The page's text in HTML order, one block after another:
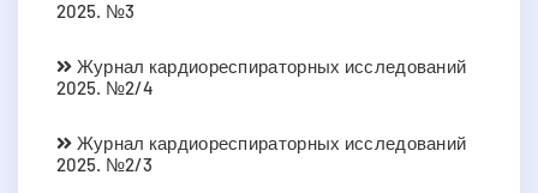
2025. №3
Журнал кардиореспираторных исследований
2025. №2/4
Журнал кардиореспираторных исследований
2025. №2/3